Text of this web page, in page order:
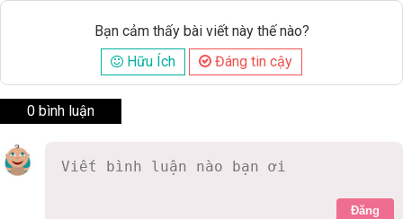
Bạn cảm thấy bài viết này thế nào?
Hữu Ích
Đáng tin cậy
0 bình luận
Đăng